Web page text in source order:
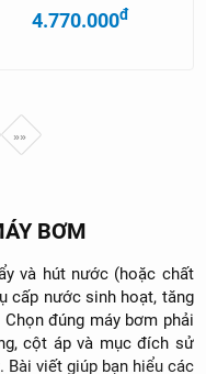
4.770.000đ
»»
BƠM
và hút nước (hoặc chất
cấp nước sinh hoạt, tăng
đúng máy bơm phải
cột áp và mục đích sử
viết giúp bạn hiểu các